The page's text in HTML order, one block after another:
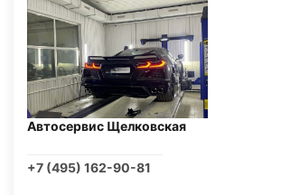
Автосервис Щелковская
+7 (495) 162-90-81